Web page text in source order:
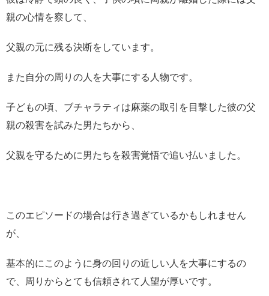
親の心情を察して、
父親の元に残る決断をしています。
また自分の周りの人を大事にする人物です。
子どもの頃、ブチャラティは麻薬の取引を目撃した彼の父
親の殺害を試みた男たちから、
父親を守るために男たちを殺害覚悟で追い払いました。
このエピソードの場合は行き過ぎているかもしれません
が、
基本的にこのように身の回りの近しい人を大事にするの
で、周りからとても信頼されて人望が厚いです。